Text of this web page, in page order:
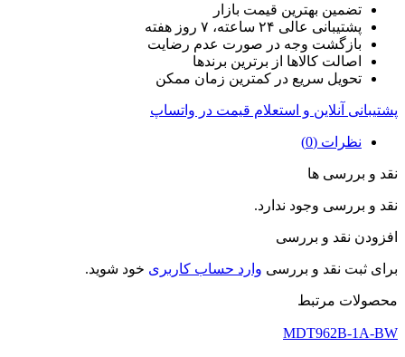
تضمین بهترین قیمت بازار
پشتیبانی عالی ۲۴ ساعته، ۷ روز هفته
بازگشت وجه در صورت عدم رضایت
اصالت کالاها از برترین برندها
تحویل سریع در کمترین زمان ممکن
پشتیبانی آنلاین و استعلام قیمت در واتساپ
نظرات (0)
نقد و بررسی ها
نقد و بررسی وجود ندارد.
افزودن نقد و بررسی
برای ثبت نقد و بررسی وارد حساب کاربری خود شوید.
محصولات مرتبط
MDT962B-1A-BW